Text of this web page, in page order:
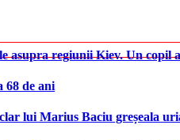
asupra regiunii Kiev. Un copil
68 de ani
lui Marius Baciu greșeala